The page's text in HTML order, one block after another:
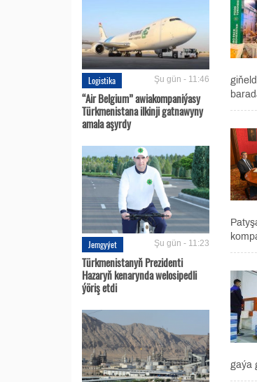
Logistika Şu gün - 11:46
“Air Belgium” awiakompaniýasy
Türkmenistana ilkinji gatnawyny
amala aşyrdy
Jemgyýet Şu gün - 11:23
Türkmenistanyň Prezidenti
Hazaryň kenarynda welosipedli
ýöriş etdi
gaýa